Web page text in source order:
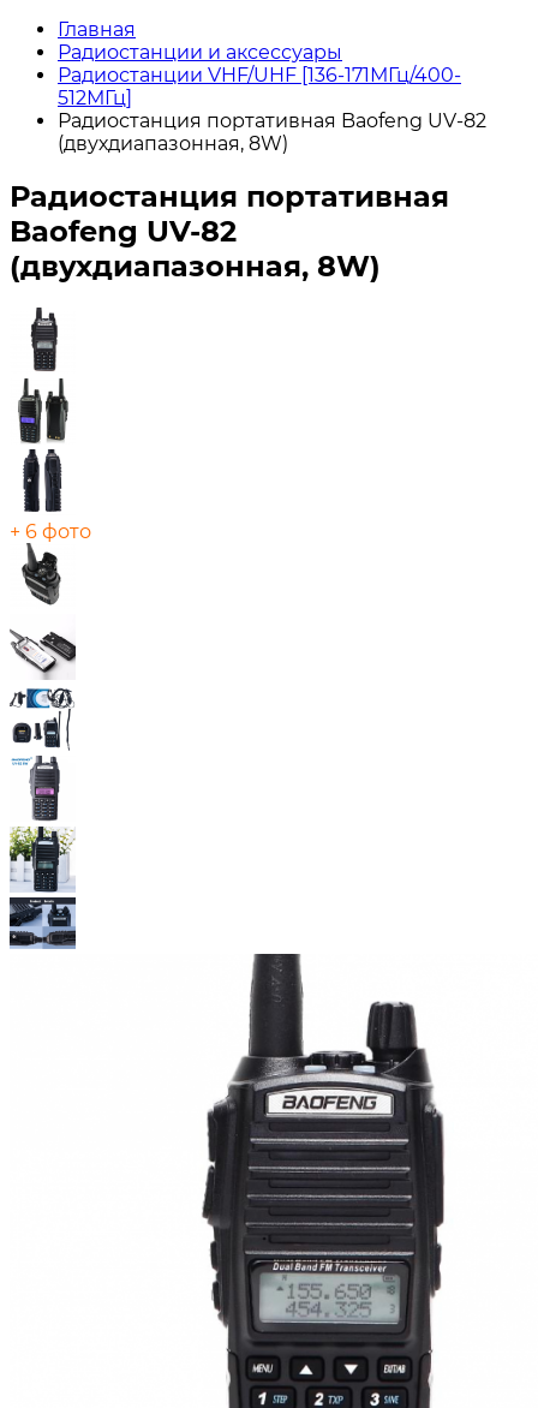
Главная
Радиостанции и аксессуары
Радиостанции VHF/UHF [136-171МГц/400-
512МГц]
Радиостанция портативная Baofeng UV-82
(двухдиапазонная, 8W)
Радиостанция портативная
Baofeng UV-82
(двухдиапазонная, 8W)
+ 6 фото